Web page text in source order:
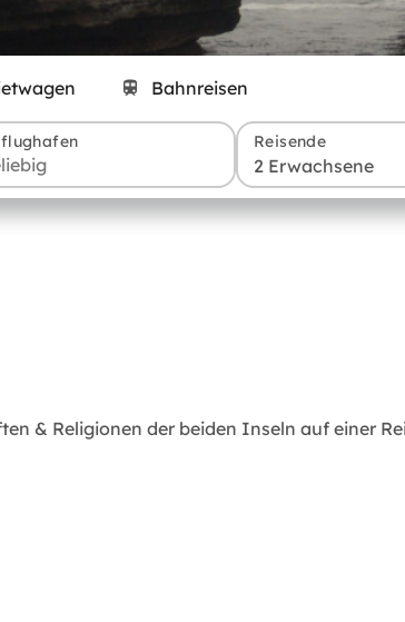
Bahnreisen
Reisende
2 Erwachsene
& Religionen der beiden Inseln auf einer